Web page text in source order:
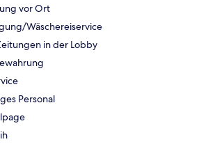
vor Ort
Wäschereiservice
in der Lobby
Personal